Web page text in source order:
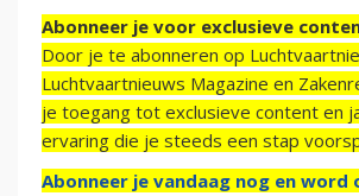
Abonneer je voor exclusieve
Door je te abonneren op
Luchtvaartnieuws Magazine en
je toegang tot exclusieve content en
ervaring die je steeds een stap
Abonneer je vandaag nog en word